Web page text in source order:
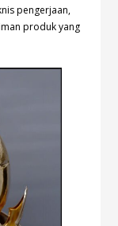
pengerjaan,
produk yang